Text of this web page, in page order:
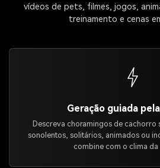
vídeos de pets, filmes, jogos,
treinamento e cenas
Geração guiada
Descreva choramingos de cachorro
sonolentos, solitários, animados ou
combine com o clima da